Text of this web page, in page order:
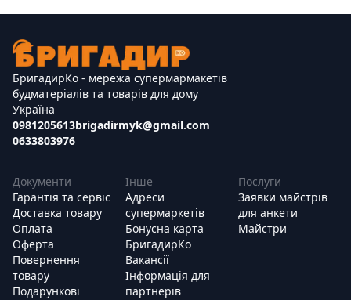
БригадирКо - мережа супермармакетів
будматеріалів та товарів для дому
Україна
0981205613
0633803976
brigadirmyk@gmail.com
Документи
Гарантія та сервіс
Доставка товару
Оплата
Оферта
Повернення
товару
Подарункові
Інше
Адреси
супермаркетів
Бонусна карта
БригадирКо
Вакансії
Інформація для
партнерів
Послуги
Заявки майстрів
для анкети
Майстри